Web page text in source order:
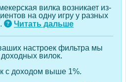
вилка возникает из-
на одну игру у разных
Читать дальше
настроек фильтра мы
доходных вилок.
с доходом выше 1%.